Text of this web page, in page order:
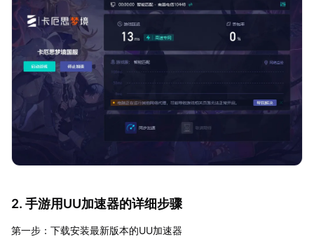
2. 手游用UU加速器的详细步骤
第一步：下载安装最新版本的UU加速器